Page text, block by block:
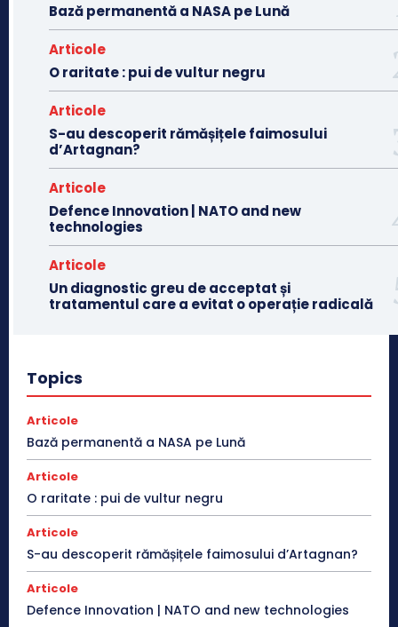
Bază permanentă a NASA pe Lună
Articole
O raritate : pui de vultur negru
Articole
S-au descoperit rămășițele faimosului
d’Artagnan?
Articole
Defence Innovation | NATO and new
technologies
Articole
Un diagnostic greu de acceptat și
tratamentul care a evitat o operație radicală
Topics
Articole
Bază permanentă a NASA pe Lună
Articole
O raritate : pui de vultur negru
Articole
S-au descoperit rămășițele faimosului d’Artagnan?
Articole
Defence Innovation | NATO and new technologies